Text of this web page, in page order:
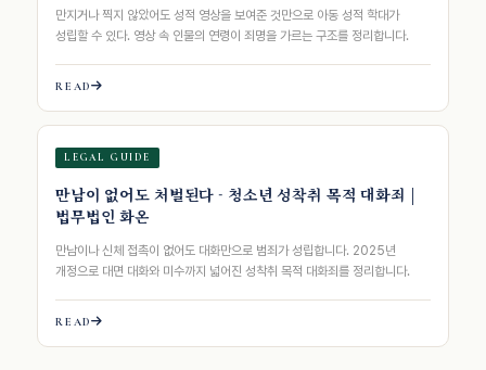
만지거나 찍지 않았어도 성적 영상을 보여준 것만으로 아동 성적 학대가
성립할 수 있다. 영상 속 인물의 연령이 죄명을 가르는 구조를 정리합니다.
READ
LEGAL GUIDE
만남이 없어도 처벌된다 - 청소년 성착취 목적 대화죄 |
법무법인 화온
만남이나 신체 접촉이 없어도 대화만으로 범죄가 성립합니다. 2025년
개정으로 대면 대화와 미수까지 넓어진 성착취 목적 대화죄를 정리합니다.
READ